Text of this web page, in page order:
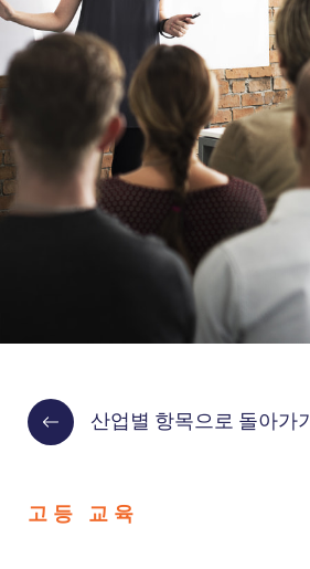
산업별 항목으로 돌아가기
고등 교육